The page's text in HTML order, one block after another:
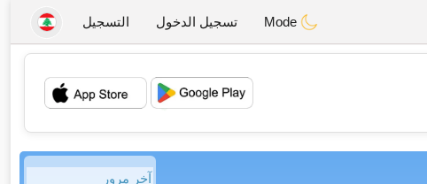
تسجيل الدخول التسجيل
💖
آخر مرور